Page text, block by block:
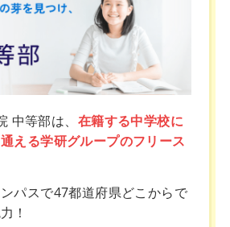
中等部は、 在籍する中学校に
える学研グループのフリース
パスで47都道府県どこからで
！